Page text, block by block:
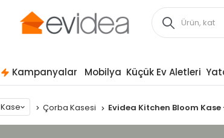
Kampanyalar Mobilya Küçük Ev Aletleri
Kase Çorba Kasesi Evidea Kitchen Bloom Kase